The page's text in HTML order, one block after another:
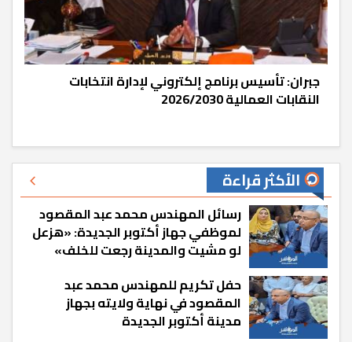
جبران: تأسيس برنامج إلكتروني لإدارة انتخابات
النقابات العمالية 2026/2030
الأكثر قراءة
رسائل المهندس محمد عبد المقصود
لموظفي جهاز أكتوبر الجديدة: «هزعل
لو مشيت والمدينة رجعت للخلف»
حفل تكريم للمهندس محمد عبد
المقصود في نهاية ولايته بجهاز
مدينة أكتوبر الجديدة